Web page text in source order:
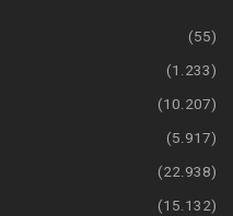
(55)
(1.233)
(10.207)
(5.917)
(22.938)
(15.132)